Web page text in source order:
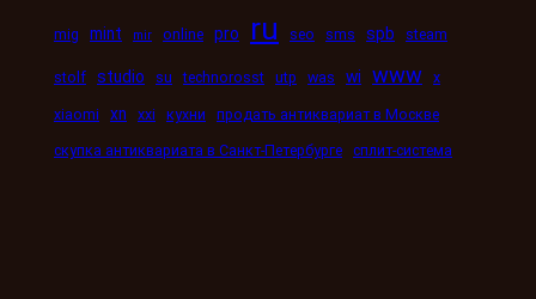
mig mint mir online pro ru seo sms spb steam
stolf studio su technorosst utp was wi www x
xiaomi xn xxi кухни
продать антиквариат в Москве
скупка антиквариата в Санкт-Петербурге сплит-система